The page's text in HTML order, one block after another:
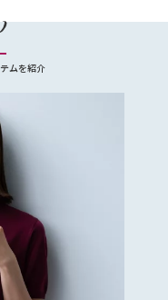
ムを紹介